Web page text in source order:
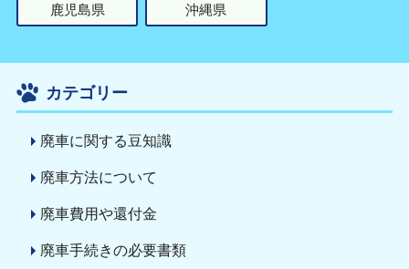
鹿児島県 沖縄県
カテゴリー
廃車に関する豆知識
廃車方法について
廃車費用や還付金
廃車手続きの必要書類